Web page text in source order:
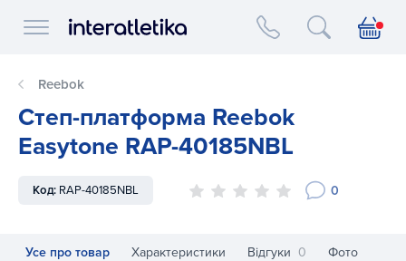
Interatletika logo
Reebok
Степ-платформа Reebok
Easytone RAP-40185NBL
Код: RAP-40185NBL 0
Усе про товар Характеристики Відгуки 0 Фото